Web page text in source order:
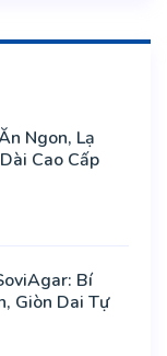
Ngon, Lạ
Cao Cấp
Bí
Giòn Dai Tự